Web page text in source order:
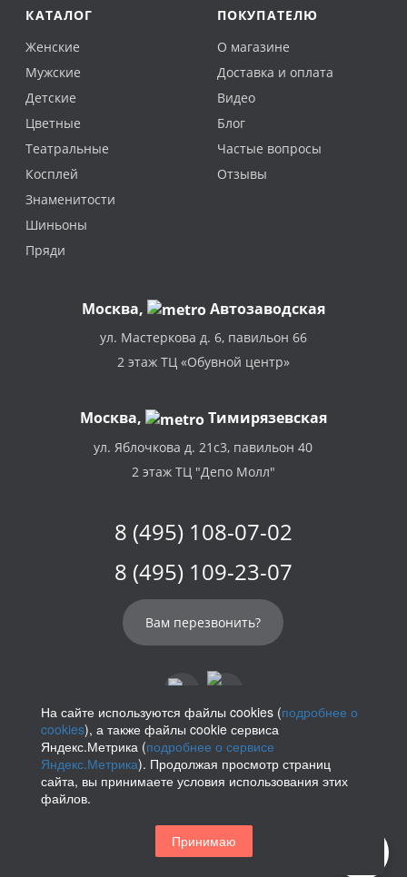
КАТАЛОГ
Женские
Мужские
Детские
Цветные
Театральные
Косплей
Знаменитости
Шиньоны
Пряди
ПОКУПАТЕЛЮ
О магазине
Доставка и оплата
Видео
Блог
Частые вопросы
Отзывы
Москва, Автозаводская
ул. Мастеркова д. 6, павильон 66
2 этаж ТЦ «Обувной центр»
Москва, Тимирязевская
ул. Яблочкова д. 21с3, павильон 40
2 этаж ТЦ "Депо Молл"
8 (495) 108-07-02
8 (495) 109-23-07
Вам перезвонить?
info@parikof.ru
Политика конфиденциальности
Магазин париков — Parikof. 2026
На сайте используются файлы cookies (подробнее о
cookies), а также файлы cookie сервиса
Яндекс.Метрика (подробнее о сервисе
Яндекс.Метрика). Продолжая просмотр страниц
сайта, вы принимаете условия использования этих
файлов.
Принимаю